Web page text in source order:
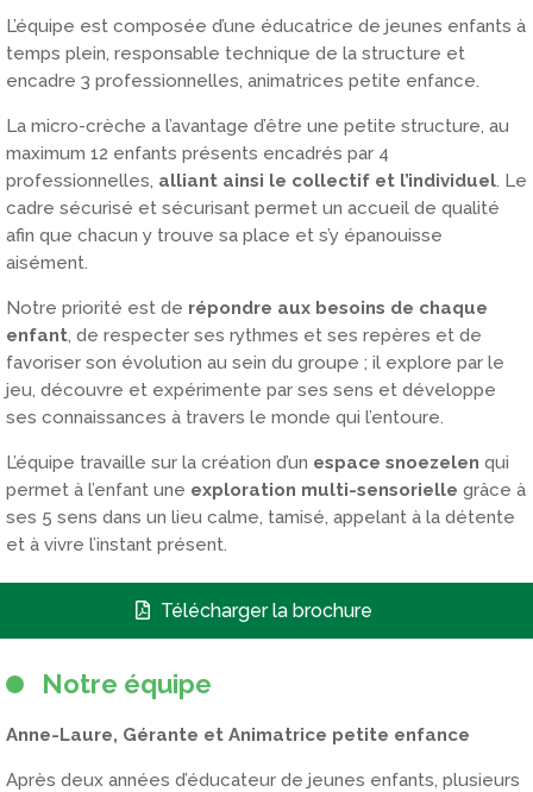
L’équipe est composée d’une éducatrice de jeunes enfants à
temps plein, responsable technique de la structure et
encadre 3 professionnelles, animatrices petite enfance.
La micro-crèche a l’avantage d’être une petite structure, au
maximum 12 enfants présents encadrés par 4
professionnelles, alliant ainsi le collectif et l’individuel. Le
cadre sécurisé et sécurisant permet un accueil de qualité
afin que chacun y trouve sa place et s’y épanouisse
aisément.
Notre priorité est de répondre aux besoins de chaque
enfant, de respecter ses rythmes et ses repères et de
favoriser son évolution au sein du groupe ; il explore par le
jeu, découvre et expérimente par ses sens et développe
ses connaissances à travers le monde qui l’entoure.
L’équipe travaille sur la création d’un espace snoezelen qui
permet à l’enfant une exploration multi-sensorielle grâce à
ses 5 sens dans un lieu calme, tamisé, appelant à la détente
et à vivre l’instant présent.
Télécharger la brochure
Notre équipe
Anne-Laure, Gérante et Animatrice petite enfance
Après deux années d’éducateur de jeunes enfants, plusieurs